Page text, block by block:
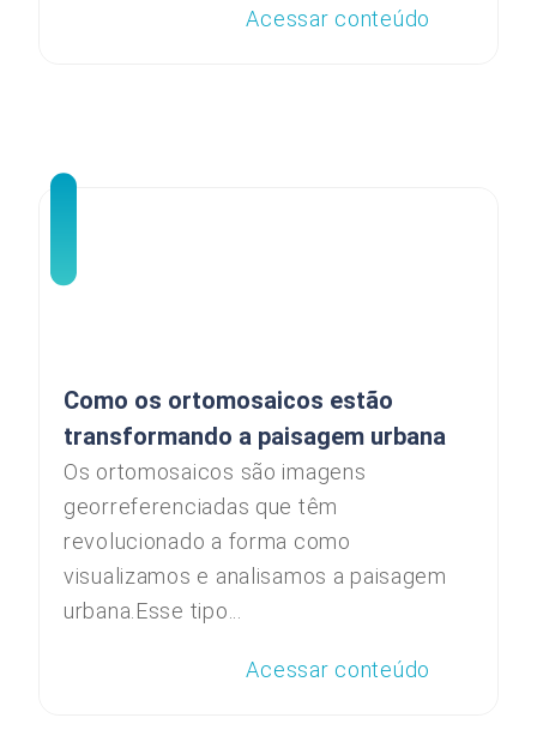
Acessar conteúdo
Como os ortomosaicos estão
transformando a paisagem urbana
Os ortomosaicos são imagens
georreferenciadas que têm
revolucionado a forma como
visualizamos e analisamos a paisagem
urbana.Esse tipo...
Acessar conteúdo